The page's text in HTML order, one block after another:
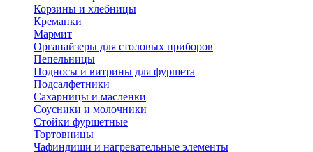
Корзины и хлебницы
Креманки
Мармит
Органайзеры для столовых приборов
Пепельницы
Подносы и витрины для фуршета
Подсалфетники
Сахарницы и масленки
Соусники и молочники
Стойки фуршетные
Тортовницы
Чафиндиши и нагревательные элементы